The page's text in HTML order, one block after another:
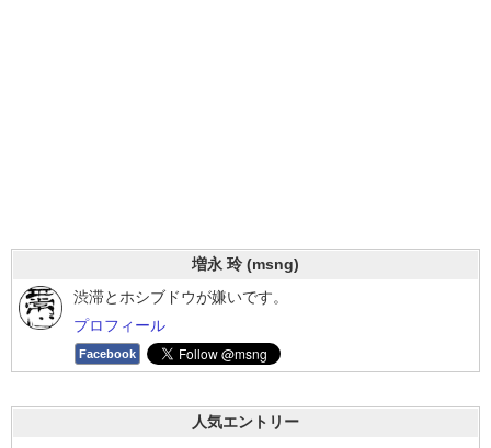
増永 玲 (msng)
渋滞とホシブドウが嫌いです。
プロフィール
Facebook
人気エントリー